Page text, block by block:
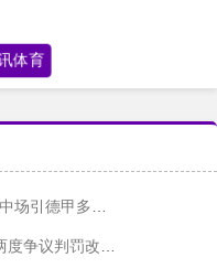
体育
德甲多队争夺
罚改变比赛走势